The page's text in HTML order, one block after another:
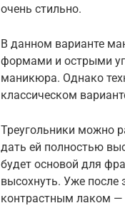
очень стильно.
В данном варианте
формами и острыми
маникюра. Однако
классическом
Треугольники можно
дать ей полностью
будет основой для
высохнуть. Уже после
контрастным лаком —